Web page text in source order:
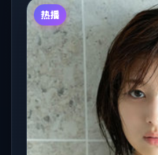
热播